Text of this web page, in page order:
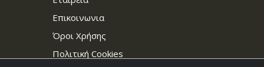
Επικοινωνια
Όροι Χρήσης
Πολιτική Cookies